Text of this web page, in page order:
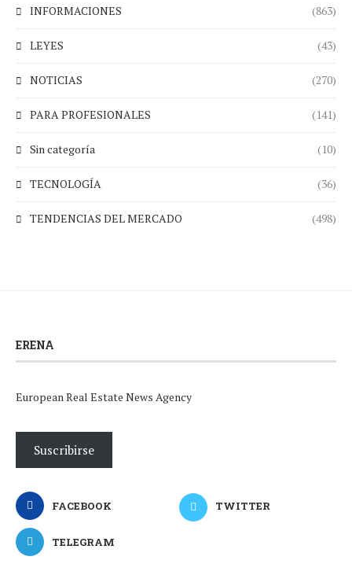
INFORMACIONES (863)
LEYES (43)
NOTICIAS (270)
PARA PROFESIONALES (141)
Sin categoría (10)
TECNOLOGÍA (36)
TENDENCIAS DEL MERCADO (498)
ERENA
European Real Estate News Agency
Suscribirse
FACEBOOK TWITTER
TELEGRAM